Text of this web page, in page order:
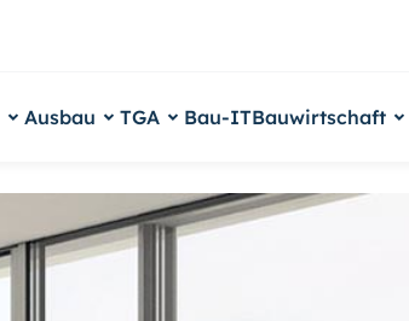
Ausbau TGA Bau-ITBauwirtschaft